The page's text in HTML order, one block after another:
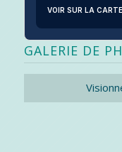
VOIR SUR LA CARTE
GALERIE DE